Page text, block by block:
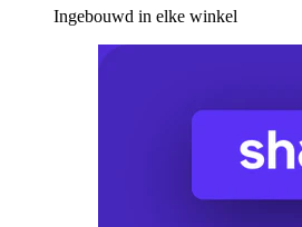
Ingebouwd in elke winkel